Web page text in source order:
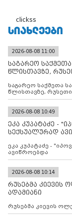
clickss
ᲡᲘᲐᲮᲚᲔᲔᲑᲘ
2026-08-08 11:00
საგარეო
წლისთავზე,
საგარეო საქმეთა
წლისთავზე,
დადებულ 2008 წლის
კონტროლს
მილიტარიზაციის
ფაქტობრივი
2026-08-08 10:49
ეკა კუპატაძე -
სექსუალურად
ეკა კუპატაძე -
ავიწროებდა
2026-08-08 10:14
რუსებმა კიევის
ადამიანი
რუსებმა კიევის